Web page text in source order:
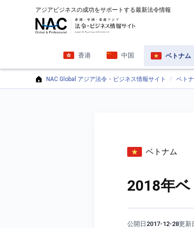
アジアビジネスの成功をサポートする最新法令情報
香港 中国 ベトナム
NAC Global アジア法令・ビジネス情報サイト ベト
ベトナム
2018年
公開日 2017-12-28更新